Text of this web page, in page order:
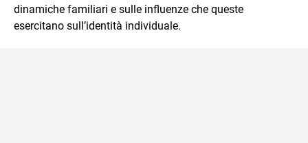
dinamiche familiari e sulle influenze che queste
esercitano sull’identità individuale.